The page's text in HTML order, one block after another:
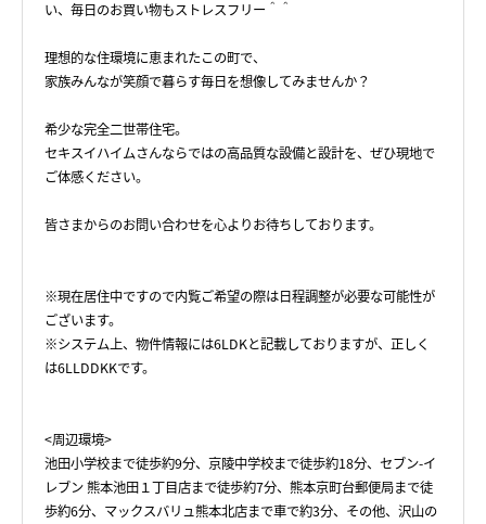
い、毎日のお買い物もストレスフリー＾＾
理想的な住環境に恵まれたこの町で、
家族みんなが笑顔で暮らす毎日を想像してみませんか？
希少な完全二世帯住宅。
セキスイハイムさんならではの高品質な設備と設計を、ぜひ現地で
ご体感ください。
皆さまからのお問い合わせを心よりお待ちしております。
※現在居住中ですので内覧ご希望の際は日程調整が必要な可能性が
ございます。
※システム上、物件情報には6LDKと記載しておりますが、正しく
は6LLDDKKです。
<周辺環境>
池田小学校まで徒歩約9分、京陵中学校まで徒歩約18分、セブン-イ
レブン 熊本池田１丁目店まで徒歩約7分、熊本京町台郵便局まで徒
歩約6分、マックスバリュ熊本北店まで車で約3分、その他、沢山の